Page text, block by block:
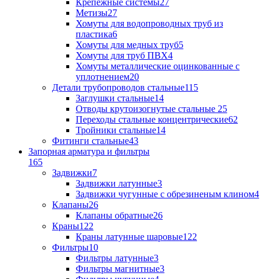
Крепёжные системы27
Метизы27
Хомуты для водопроводных труб из
пластика6
Хомуты для медных труб5
Хомуты для труб ПВХ4
Хомуты металлические оцинкованные с
уплотнением20
Детали трубопроводов стальные115
Заглушки стальные14
Отводы крутоизогнутые стальные 25
Переходы стальные концентрические62
Тройники стальные14
Фитинги стальные43
Запорная арматура и фильтры
165
Задвижки7
Задвижки латунные3
Задвижки чугунные с обрезиненым клином4
Клапаны26
Клапаны обратные26
Краны122
Краны латунные шаровые122
Фильтры10
Фильтры латунные3
Фильтры магнитные3